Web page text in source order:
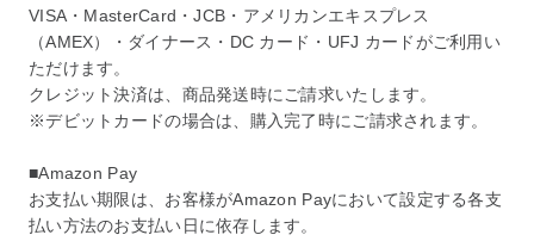
VISA・MasterCard・JCB・アメリカンエキスプレス
（AMEX）・ダイナース・DC カード・UFJ カードがご利用い
ただけます。
クレジット決済は、商品発送時にご請求いたします。
※デビットカードの場合は、購入完了時にご請求されます。
■Amazon Pay
お支払い期限は、お客様がAmazon Payにおいて設定する各支
払い方法のお支払い日に依存します。